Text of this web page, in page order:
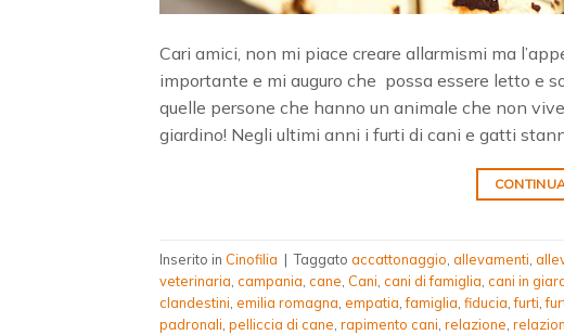
Cari amici, non mi piace creare allarmismi ma
importante e mi auguro che possa essere letto e
quelle persone che hanno un animale che non
giardino! Negli ultimi anni i furti di cani e gatti
Inserito in Cinofilia | Taggato accattonaggio allevamenti
veterinaria campania cane Cani cani di famiglia cani in
clandestini emilia romagna empatia ,famiglia fiducia ,furti ,
padronali pelliccia di cane rapimento cani relazione